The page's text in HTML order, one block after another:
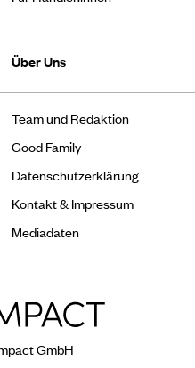
Über Uns
Team und Redaktion
Good Family
Datenschutzerklärung
Kontakt & Impressum
Mediadaten
GmbH